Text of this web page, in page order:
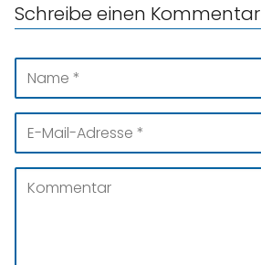
Schreibe einen Kommentar